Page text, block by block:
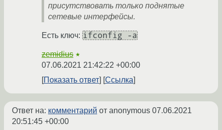
присутствовать только поднятые
сетевые интерфейсы.
Есть ключ: ifconfig -a
zemidius ★
07.06.2021 21:42:22 +00:00
Показать ответ
Ссылка
Ответ на: комментарий от anonymous 07.06.2021
20:51:45 +00:00